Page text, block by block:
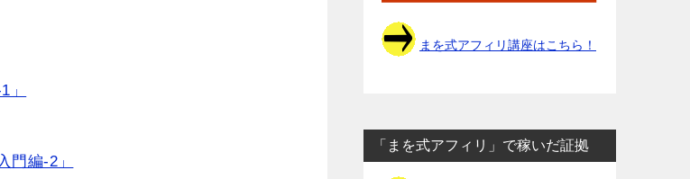
門編-2」
まを式アフィリ講座はこちら！
「まを式アフィリ」で稼いだ証拠